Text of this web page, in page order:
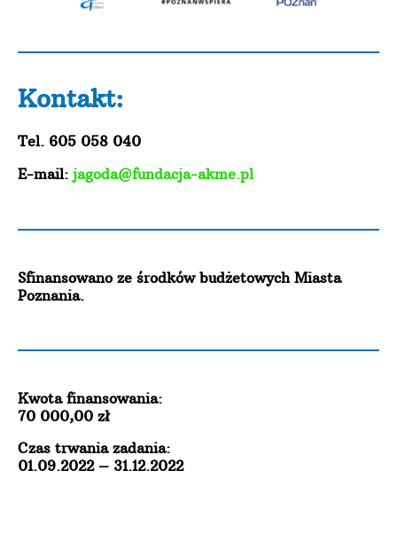
Kontakt:
Tel. 605 058 040
E-mail: jagoda@fundacja-akme.pl
Sfinansowano ze środków budżetowych Miasta
Poznania.
Kwota finansowania:
70 000,00 zł
Czas trwania zadania:
01.09.2022 – 31.12.2022